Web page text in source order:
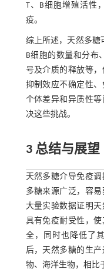
T、B细胞增殖活性
疫。
综上所述，天然多糖
B细胞的数量和分布
号及介质的释放等
抑制效应不确定性、
个体差异和异质性
决这些挑战。
3 总结与展望
天然多糖介导免疫
多糖来源广泛，容
大量实验数据证明
具有免疫耐受性，
全，同时也降低了
后，天然多糖的生
物、海洋生物，相比